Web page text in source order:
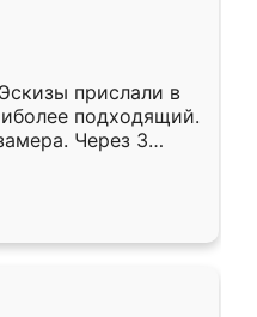
прислали в
подходящий.
Через 3
Остались
Ренессанс
работу!